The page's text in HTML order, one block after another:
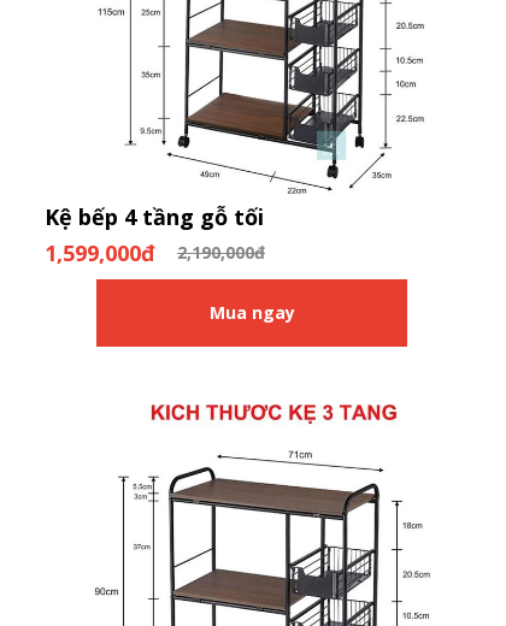
Kệ bếp 4 tầng gỗ tối
1,599,000đ
2,190,000đ
Mua ngay